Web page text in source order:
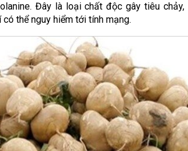
Đây là loại chất độc gây tiêu chảy,
thể nguy hiểm tới tính mạng.